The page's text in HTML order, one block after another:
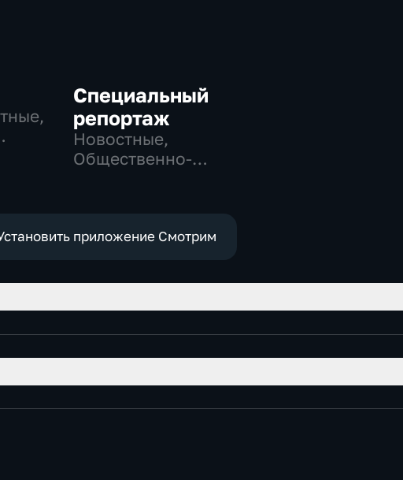
Специальный
репортаж
Новостные,
Общественно-
приложение Смотрим